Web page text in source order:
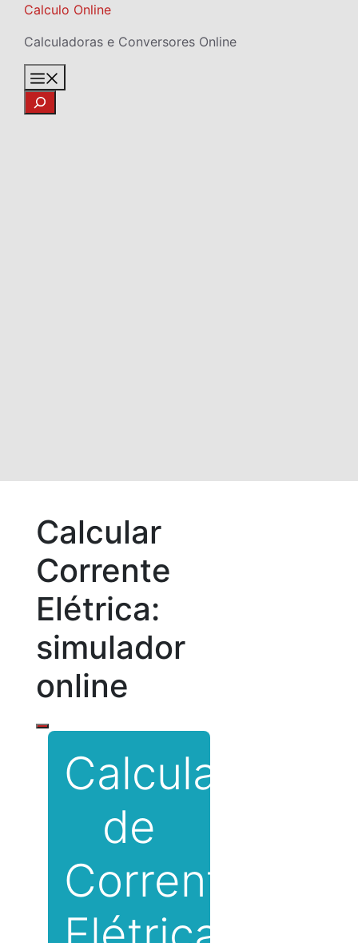
Skip
content
Calculo Online
Calculadoras e Conversores Online
Search
Calcular
Corrente
Elétrica:
simulador
online
Calculadora
de
Corrente